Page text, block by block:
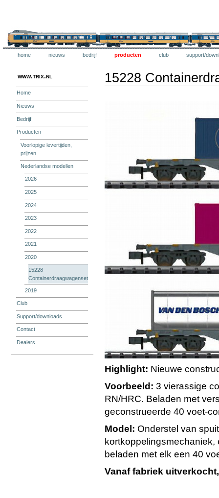
naar
navigatie
Onderdelen
home nieuws bedrijf producten club
support/
Persoonlijke
www.trix.nl
Home
Nieuws
Bedrijf
Producten
Voorlopige levertijden,
prijzen
Nederlandse modellen
2026
2025
2024
2023
2022
2021
2020
15228
Containerdraagwagenset
2019
Club
Support/downloads
Contact
Dealers
15228
Highlight: Nieuwe
Voorbeeld: 3 vierassige
RN/HRC. Beladen met
geconstrueerde 40 voet-
Model: Onderstel van
beladen met elk een 40
Vanaf fabriek